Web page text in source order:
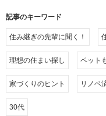
記事のキーワード
住み継ぎの先輩に聞く！
理想の住まい探し ペット
家づくりのヒント リノベ
30代